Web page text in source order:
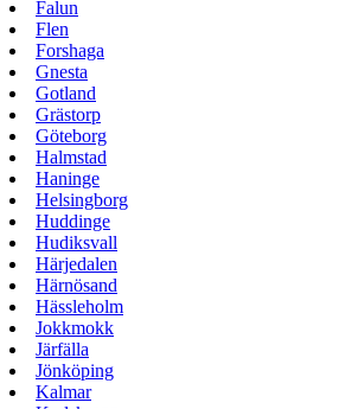
Falun
Flen
Forshaga
Gnesta
Gotland
Grästorp
Göteborg
Halmstad
Haninge
Helsingborg
Huddinge
Hudiksvall
Härjedalen
Härnösand
Hässleholm
Jokkmokk
Järfälla
Jönköping
Kalmar